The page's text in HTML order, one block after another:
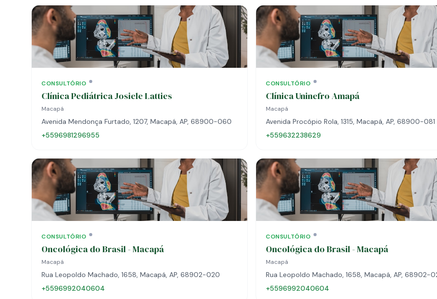
CONSULTÓRIO
Clínica Pediátrica Josiele Latties
Macapá
Avenida Mendonça Furtado, 1207, Macapá, AP, 68900-060
+5596981296955
CONSULTÓRIO
Clínica Uninefro Amapá
Macapá
Avenida Procópio Rola, 1315, Macapá, AP, 68900-081
+559632238629
CONSULTÓRIO
Oncológica do Brasil - Macapá
Macapá
Rua Leopoldo Machado, 1658, Macapá, AP, 68902-020
+5596992040604
CONSULTÓRIO
Oncológica do Brasil - Macapá
Macapá
Rua Leopoldo Machado, 1658, Macapá, AP, 68902-
+5596992040604